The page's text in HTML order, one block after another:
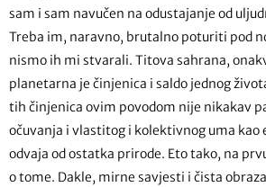
sam i sam navučen na odustajanje od
Treba im, naravno, brutalno poturiti pod
nismo ih mi stvarali. Titova sahrana,
planetarna je činjenica i saldo jednog
tih činjenica ovim povodom nije nikakav
očuvanja i vlastitog i kolektivnog uma kao
odvaja od ostatka prirode. Eto tako, na
o tome. Dakle, mirne savjesti i čista